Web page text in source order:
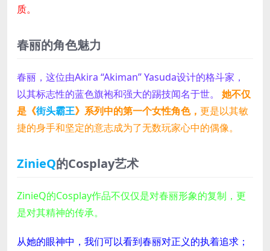
质。
春丽的角色魅力
春丽，这位由Akira “Akiman” Yasuda设计的格斗家，
以其标志性的蓝色旗袍和强大的踢技闻名于世。
她不仅
是《街头霸王》系列中的第一个女性角色， 更是以其敏
捷的身手和坚定的意志成为了无数玩家心中的偶像。
ZinieQ的Cosplay艺术
ZinieQ的Cosplay作品不仅仅是对春丽形象的复制，更
是对其精神的传承。
从她的眼神中，我们可以看到春丽对正义的执着追求；